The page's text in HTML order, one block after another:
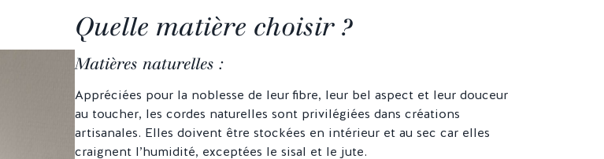
Quelle matière choisir ?
Matières naturelles :
Appréciées pour la noblesse de leur fibre, leur bel aspect et leur douceur
au toucher, les cordes naturelles sont privilégiées dans créations
artisanales. Elles doivent être stockées en intérieur et au sec car elles
craignent l’humidité, exceptées le sisal et le jute.